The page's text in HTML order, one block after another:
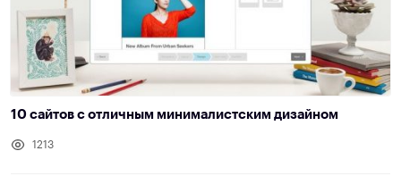
10 сайтов с отличным минималистским дизайном
1213